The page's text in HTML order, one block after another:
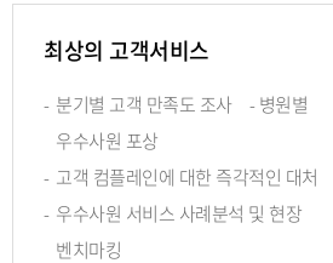
최상의 고객서비스
- 분기별 고객 만족도 조사 - 병원별
우수사원 포상
- 고객 컴플레인에 대한 즉각적인 대처
- 우수사원 서비스 사례분석 및 현장
벤치마킹